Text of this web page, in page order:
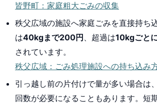
皆野町：家庭粗大ごみの収集
秩父広域の施設へ家庭ごみを直接持ち
は40kgまで200円 、超過は10kgごと
されています。
秩父広域：ごみ処理施設への持ち込み
引っ越し前の片付けで量が多い場合は
回数が必要になることもあります。短